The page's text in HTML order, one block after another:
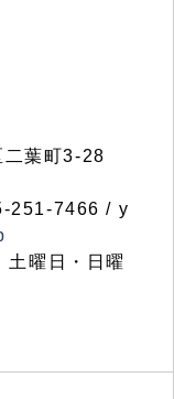
二葉町3-28
251-7466 / y
曜日・日曜